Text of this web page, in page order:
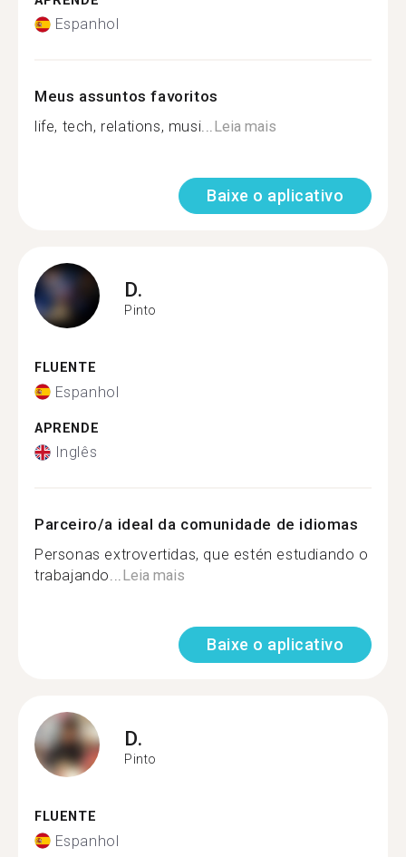
Espanhol
Meus assuntos favoritos
life, tech, relations, musi...Leia mais
Baixe o aplicativo
D.
Pinto
FLUENTE
Espanhol
APRENDE
Inglês
Parceiro/a ideal da comunidade de idiomas
Personas extrovertidas, que estén estudiando o
trabajando...Leia mais
Baixe o aplicativo
D.
Pinto
FLUENTE
Espanhol